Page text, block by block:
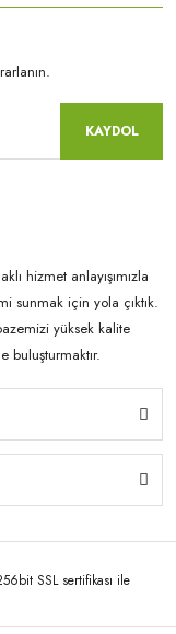
KAYDOL
hizmet anlayışımızla
sunmak için yola çıktık.
yüksek kalite
buluşturmaktır.
SSL sertifikası ile